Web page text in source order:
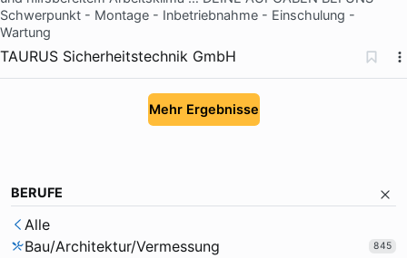
Schwerpunkt - Montage - Inbetriebnahme - Einschulung -
Wartung
TAURUS Sicherheitstechnik GmbH
Mehr Ergebnisse
BERUFE
Alle
Bau/Architektur/Vermessung
845